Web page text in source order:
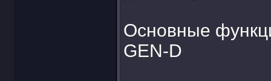
Основные
GEN-D